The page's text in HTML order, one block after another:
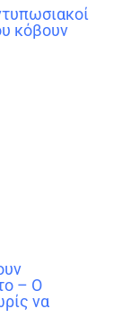
κόβουν
– Ο
να